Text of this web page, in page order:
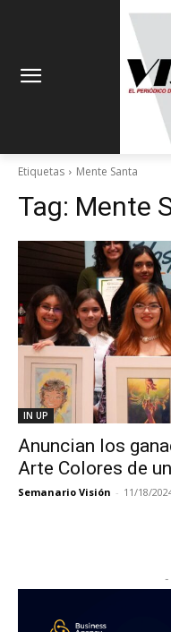
Etiquetas Mente Santa
Tag: Mente
IN UP
Anuncian los
Arte Colores de
Semanario Visión - 11/18/
-